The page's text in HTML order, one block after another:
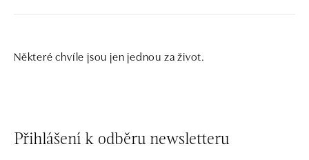
Některé chvíle jsou jen jednou za život.
Přihlášení k odběru newsletteru